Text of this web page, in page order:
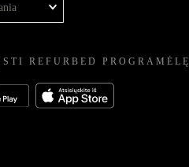
REFURBED PROGRAMĖLĘ